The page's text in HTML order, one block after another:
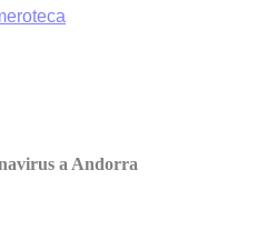
a Andorra